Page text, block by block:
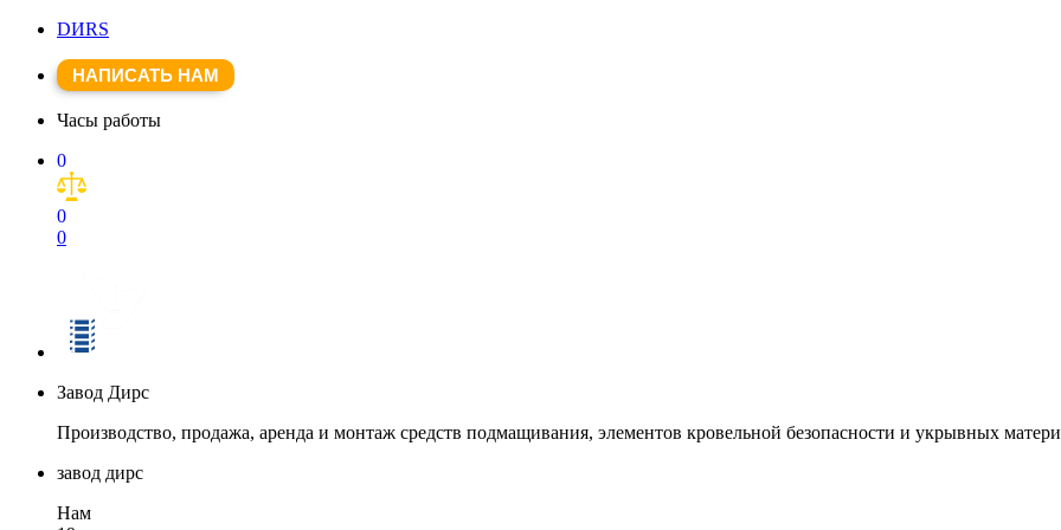
DИRS
НАПИСАТЬ НАМ
Часы работы
0
0
0
Завод Дирс
Производство, продажа, аренда и монтаж средств подмащивания, элементов кровельной безопасности и укрывных
завод дирс
Нам